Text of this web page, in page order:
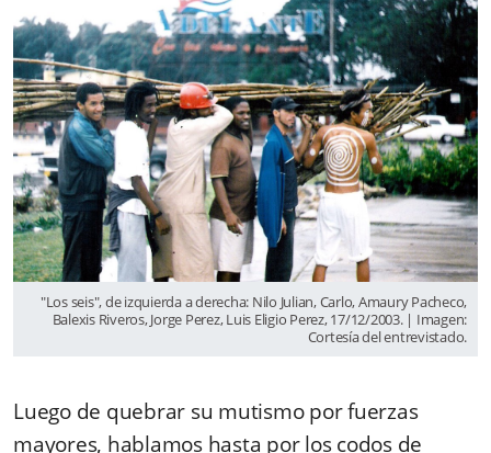
"Los seis", de izquierda a derecha: Nilo Julian, Carlo, Amaury Pacheco,
Balexis Riveros, Jorge Perez, Luis Eligio Perez, 17/12/2003. | Imagen:
Cortesía del entrevistado.
Luego de quebrar su mutismo por fuerzas
mayores, hablamos hasta por los codos de